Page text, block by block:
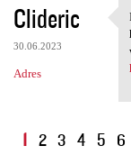
Clideric
30.06.2023
Adres
I
S1 2 3 4 5 6